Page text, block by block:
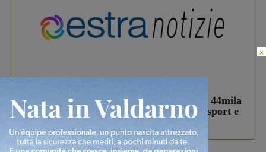
Estra Notizie agosto: Smart Cities, oltre 44mila
studenti coinvolti, torna il bando per lo sport e
debutta il podcast Estrair
×